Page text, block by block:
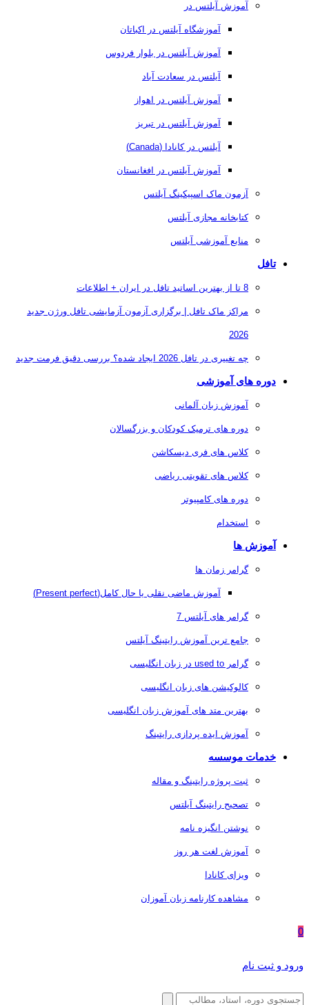
آموزش آیلتس در
آموزشگاه آیلتس در اکباتان
آموزش آیلتس در بلوار فردوس
آیلتس در سعادت آباد
آموزش آیلتس در اهواز
آموزش آیلتس در تبریز
آیلتس در کانادا (Canada)
آموزش آیلتس در افغانستان
آزمون ماک اسپیکینگ آیلتس
کتابخانه مجازی آیلتس
منابع آموزشی آیلتس
تافل
8 تا از بهترین اساتید تافل در ایران + اطلاعات
مراکز ماک تافل | برگزاری آزمون آزمایشی تافل ورژن جدید
2026
چه تغییری در تافل 2026 ایجاد شده؟ بررسی دقیق فرمت جدید
دوره های آموزشی
آموزش زبان آلمانی
دوره های ترمیک کودکان و بزرگسالان
کلاس های فری دیسکاشن
کلاس های تقویتی ریاضی
دوره های کامپیوتر
استخدام
آموزش ها
گرامر زمان ها
آموزش ماضی نقلی یا حال کامل(Present perfect)
گرامر های آیلتس 7
جامع ترین آموزش رایتینگ آیلتس
گرامر used to در زبان انگلیسی
کالوکیشن های زبان انگلیسی
بهترین متد های آموزش زبان انگلیسی
آموزش ایده پردازی رایتینگ
خدمات موسسه
ثبت پروژه رایتینگ و مقاله
تصحیح رایتینگ آیلتس
نوشتن انگیزه نامه
آموزش لغت هر روز
ویزای کانادا
مشاهده کارنامه زبان آموزان
0
ورود و ثبت نام